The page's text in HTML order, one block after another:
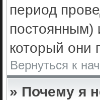
период
постоянным)
который они
Вернуться к
» Почему я